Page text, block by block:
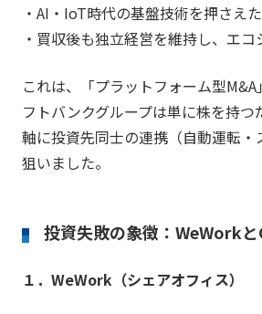
・AI・IoT時代の基盤技術を押さえ
・買収後も独立経営を維持し、エ
これは、「プラットフォーム型
フトバンクグループは単に株を持つ
軸に投資先同士の連携（自動運転・
狙いました。
投資失敗の象徴：WeWork
１．WeWork（シェアオフィス）